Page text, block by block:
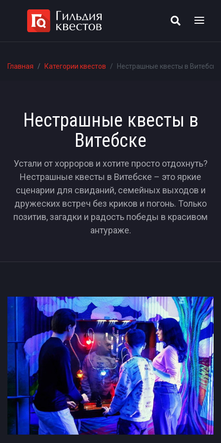
Главная Категории квестов Нестрашные квесты в Витебске
Нестрашные квесты в
Витебске
Устали от хорроров и хотите просто отдохнуть?
Нестрашные квесты в Витебске – это яркие
сценарии для свиданий, семейных выходов и
дружеских встреч без криков и погонь. Только
позитив, загадки и радость победы в красивом
антураже.